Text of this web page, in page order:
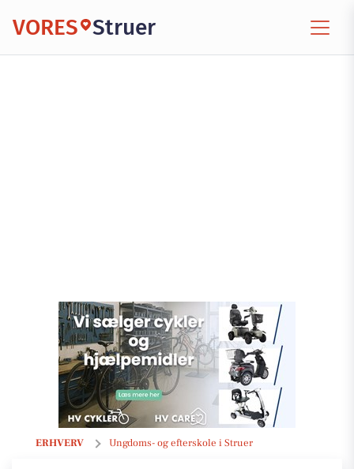
VORES Struer
ERHVERV Ungdoms- og efterskole i Struer
HARDSYSSEL EFTERSKOLE SELVEJENDE INSTITUTION